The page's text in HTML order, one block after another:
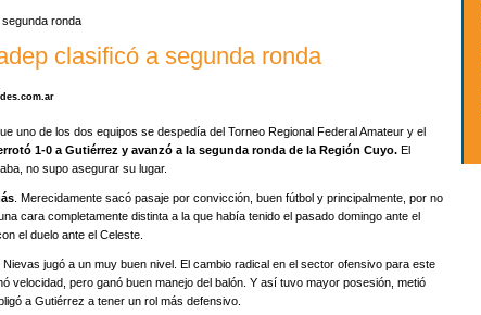
clasificó a segunda ronda
uno de los dos equipos se despedía del Torneo Regional Federal Amateur y el
1-0 a Gutiérrez y avanzó a la segunda ronda de la Región Cuyo. El
no supo asegurar su lugar.
. Merecidamente sacó pasaje por convicción, buen fútbol y principalmente, por no
cara completamente distinta a la que había tenido el pasado domingo ante el
el duelo ante el Celeste.
jugó a un muy buen nivel. El cambio radical en el sector ofensivo para este
velocidad, pero ganó buen manejo del balón. Y así tuvo mayor posesión, metió
a Gutiérrez a tener un rol más defensivo.